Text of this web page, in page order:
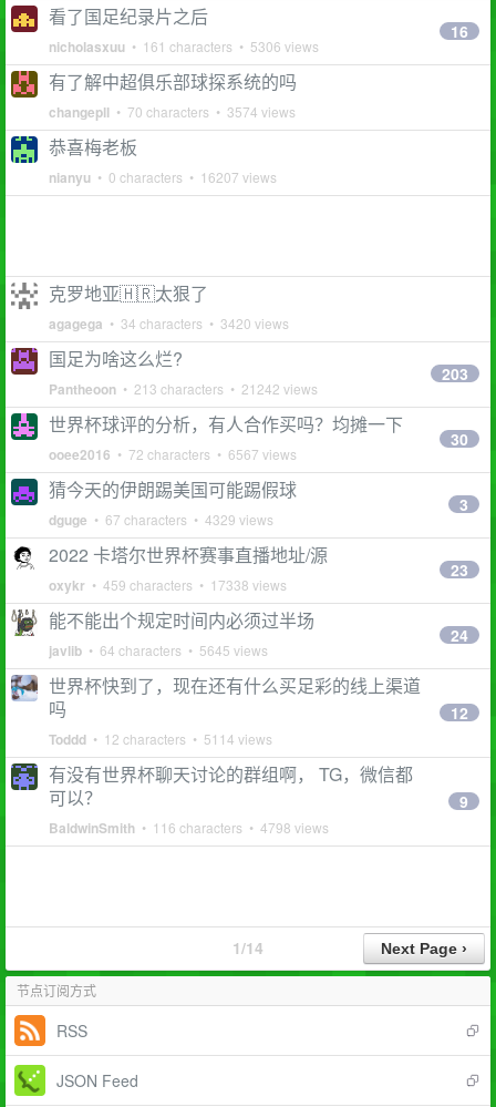
看了国足纪录片之后
nicholasxuu • 161 characters • 5306 views
16
有了解中超俱乐部球探系统的吗
changepll • 70 characters • 3574 views
恭喜梅老板
nianyu • 0 characters • 16207 views
克罗地亚🇭🇷太狠了
agagega • 34 characters • 3420 views
国足为啥这么烂?
Pantheoon • 213 characters • 21242 views
203
世界杯球评的分析，有人合作买吗？均摊一下
ooee2016 • 72 characters • 6567 views
30
猜今天的伊朗踢美国可能踢假球
dguge • 67 characters • 4329 views
3
2022 卡塔尔世界杯赛事直播地址/源
oxykr • 459 characters • 17338 views
23
能不能出个规定时间内必须过半场
javlib • 64 characters • 5645 views
24
世界杯快到了，现在还有什么买足彩的线上渠道
吗
Toddd • 12 characters • 5114 views
12
有没有世界杯聊天讨论的群组啊， TG，微信都
可以？
BaldwinSmith • 116 characters • 4798 views
9
1/14
节点订阅方式
RSS
JSON Feed